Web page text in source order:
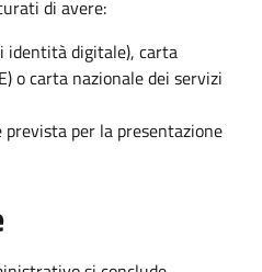
di avere:
identità digitale), carta
o carta nazionale dei servizi
per la presentazione